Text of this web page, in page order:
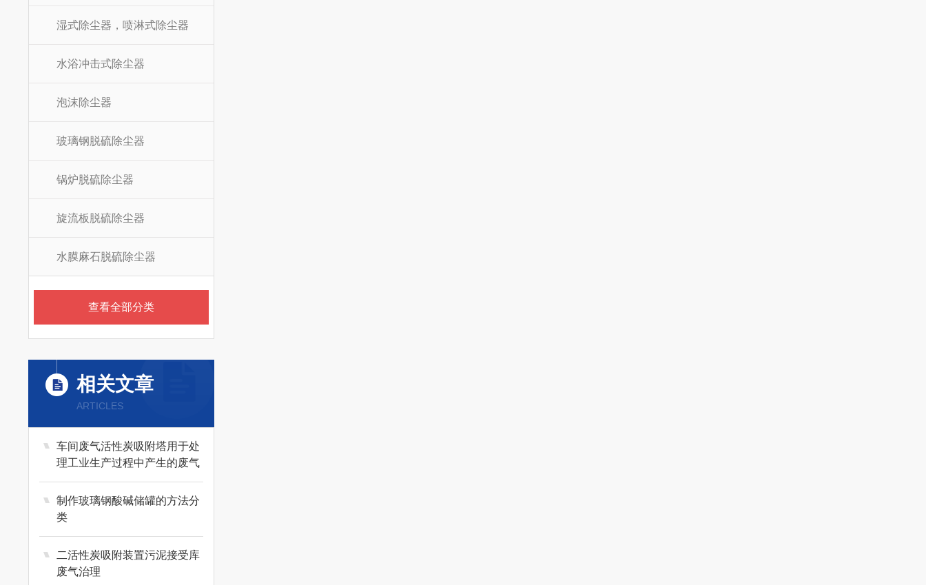
湿式除尘器，喷淋式除尘器
水浴冲击式除尘器
泡沫除尘器
玻璃钢脱硫除尘器
锅炉脱硫除尘器
旋流板脱硫除尘器
水膜麻石脱硫除尘器
查看全部分类
相关文章
ARTICLES
车间废气活性炭吸附塔用于处
理工业生产过程中产生的废气
制作玻璃钢酸碱储罐的方法分
类
二活性炭吸附装置污泥接受库
废气治理